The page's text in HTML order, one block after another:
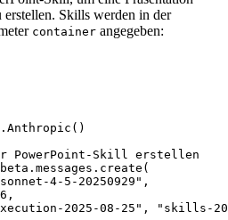
erstellen. Skills werden in der
container angegeben:
PowerPoint-Skill erstellen
4-5-20250929" ,
,
2025-08-25" ,
"skills-